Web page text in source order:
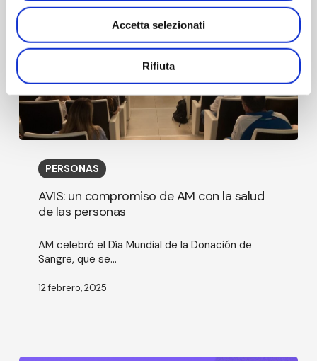
Accetta selezionati
Rifiuta
compromiso
salud
personas
PERSONAS
AVIS: un compromiso de AM con la salud
de las personas
AM celebró el Día Mundial de la Donación de
Sangre, que se...
12 febrero, 2025